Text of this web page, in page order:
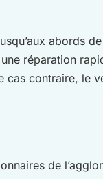
abords de
réparation
cas contraire, le
de